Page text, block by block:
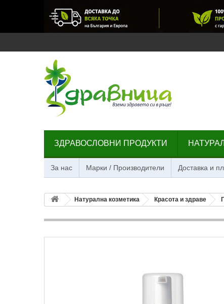
ЗДРАВОСЛОВНИ ПРОДУКТИ
За нас Марки / Производители Доставка и
Натурална козметика Красота и здраве